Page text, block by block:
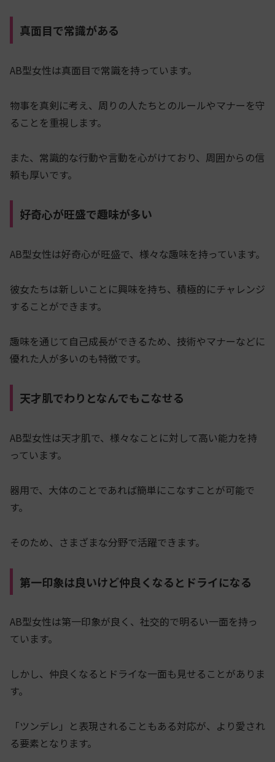
真面目で常識がある
AB型女性は真面目で常識を持っています。
物事を真剣に考え、周りの人たちとのルールやマナーを守
ることを重視します。
また、常識的な行動や言動を心がけており、周囲からの信
頼も厚いです。
好奇心が旺盛で趣味が多い
AB型女性は好奇心が旺盛で、様々な趣味を持っています。
彼女たちは新しいことに興味を持ち、積極的にチャレンジ
することができます。
趣味を通じて自己成長ができるため、技術やマナーなどに
優れた人が多いのも特徴です。
天才肌でわりとなんでもこなせる
AB型女性は天才肌で、様々なことに対して高い能力を持
っています。
器用で、大体のことであれば簡単にこなすことが可能で
す。
そのため、さまざまな分野で活躍できます。
第一印象は良いけど仲良くなるとドライになる
AB型女性は第一印象が良く、社交的で明るい一面を持っ
ています。
しかし、仲良くなるとドライな一面も見せることがありま
す。
「ツンデレ」と表現されることもある対応が、より愛され
る要素となります。